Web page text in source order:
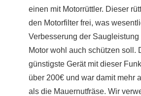
einen mit Motorrüttler. Dieser
den Motorfilter frei, was
Verbesserung der
Motor wohl auch schützen soll.
günstigste Gerät mit dieser
über 200€ und war damit mehr
als die Mauernutfräse. Wir